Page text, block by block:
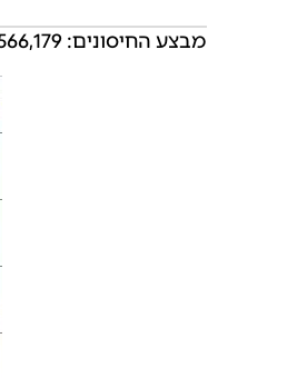
מבצע החיסונים: 5,566,179 בני אדם התחסנו במנה הראשונה ו-5,163,037 חוסנו גם במנה השנייה.